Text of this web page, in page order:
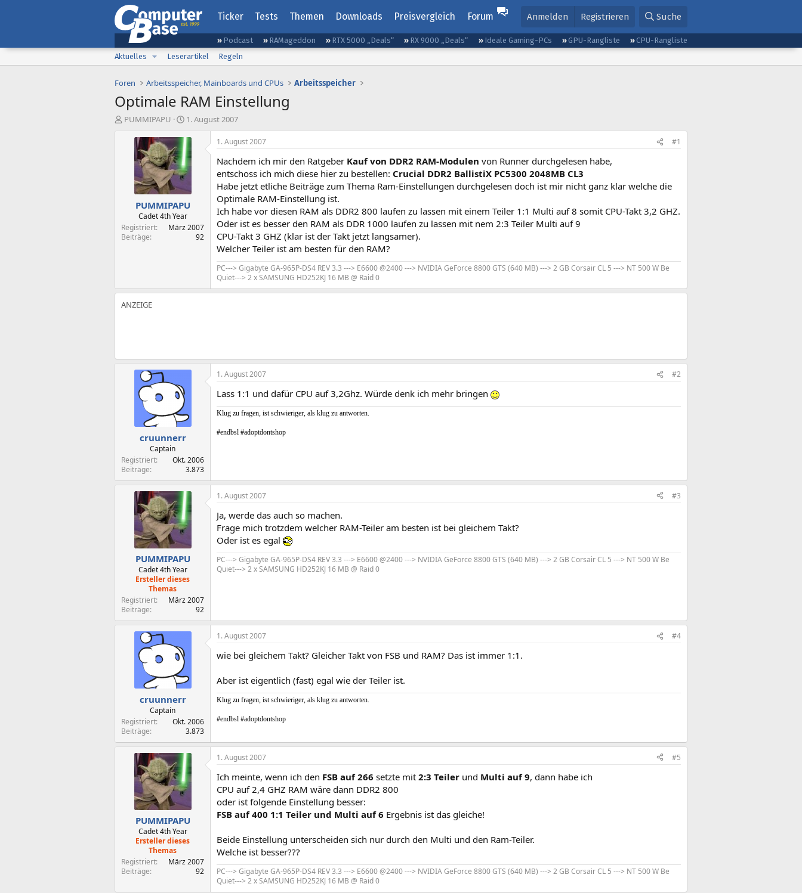
Ticker Tests Themen Downloads Preisvergleich Forum Anmelden Registrieren Suche
Podcast RAMageddon RTX 5000 „Deals“ RX 9000 „Deals“ Ideale Gaming-PCs GPU-Rangliste
CPU-Rangliste
Aktuelles
Leserartikel Regeln
Foren Arbeitsspeicher, Mainboards und CPUs Arbeitsspeicher
Optimale RAM Einstellung
E
PUMMIPAPU
E
s
t
e
l
t
a
m
1. August 2007
PUMMIPAPU
Cadet 4th Year
Registriert
März 2007
Beiträge
92
1. August 2007 #1
Nachdem ich mir den Ratgeber Kauf von DDR2 RAM-Modulen von Runner durchgelesen habe,
entschoss ich mich diese hier zu bestellen: Crucial DDR2 BallistiX PC5300 2048MB CL3
Habe jetzt etliche Beiträge zum Thema Ram-Einstellungen durchgelesen doch ist mir nicht ganz klar welche die
Optimale RAM-Einstellung ist.
Ich habe vor diesen RAM als DDR2 800 laufen zu lassen mit einem Teiler 1:1 Multi auf 8 somit CPU-Takt 3,2 GHZ.
Oder ist es besser den RAM als DDR 1000 laufen zu lassen mit nem 2:3 Teiler Multi auf 9
CPU-Takt 3 GHZ (klar ist der Takt jetzt langsamer).
Welcher Teiler ist am besten für den RAM?
PC---> Gigabyte GA-965P-DS4 REV 3.3 ---> E6600 @2400 ---> NVIDIA GeForce 8800 GTS (640 MB) ---> 2 GB Corsair CL 5 ---> NT 500 W Be
Quiet---> 2 x SAMSUNG HD252KJ 16 MB @ Raid 0
cruunnerr
Captain
Registriert
Okt. 2006
Beiträge
3.873
1. August 2007 #2
Lass 1:1 und dafür CPU auf 3,2Ghz. Würde denk ich mehr bringen
Klug zu fragen, ist schwieriger, als klug zu antworten.
#endbsl #adoptdontshop
PUMMIPAPU
Cadet 4th Year
Ersteller dieses
Themas
Registriert
März 2007
Beiträge
92
1. August 2007 #3
Ja, werde das auch so machen.
Frage mich trotzdem welcher RAM-Teiler am besten ist bei gleichem Takt?
Oder ist es egal
PC---> Gigabyte GA-965P-DS4 REV 3.3 ---> E6600 @2400 ---> NVIDIA GeForce 8800 GTS (640 MB) ---> 2 GB Corsair CL 5 ---> NT 500 W Be
Quiet---> 2 x SAMSUNG HD252KJ 16 MB @ Raid 0
cruunnerr
Captain
Registriert
Okt. 2006
Beiträge
3.873
1. August 2007 #4
wie bei gleichem Takt? Gleicher Takt von FSB und RAM? Das ist immer 1:1.
Aber ist eigentlich (fast) egal wie der Teiler ist.
Klug zu fragen, ist schwieriger, als klug zu antworten.
#endbsl #adoptdontshop
PUMMIPAPU
Cadet 4th Year
Ersteller dieses
Themas
Registriert
März 2007
Beiträge
92
1. August 2007 #5
Ich meinte, wenn ich den FSB auf 266 setzte mit 2:3 Teiler und Multi auf 9, dann habe ich
CPU auf 2,4 GHZ RAM wäre dann DDR2 800
oder ist folgende Einstellung besser:
FSB auf 400 1:1 Teiler und Multi auf 6 Ergebnis ist das gleiche!
Beide Einstellung unterscheiden sich nur durch den Multi und den Ram-Teiler.
Welche ist besser???
PC---> Gigabyte GA-965P-DS4 REV 3.3 ---> E6600 @2400 ---> NVIDIA GeForce 8800 GTS (640 MB) ---> 2 GB Corsair CL 5 ---> NT 500 W Be
Quiet---> 2 x SAMSUNG HD252KJ 16 MB @ Raid 0